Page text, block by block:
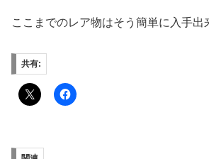
ここまでのレア物はそう簡単に入手出
共有: